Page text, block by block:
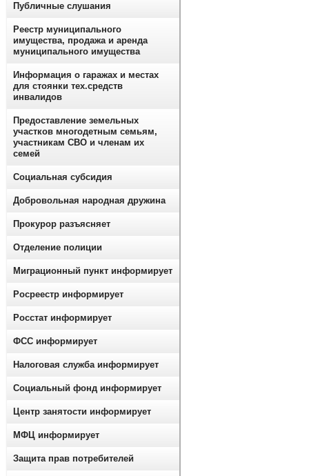
Публичные слушания
Реестр муниципального
имущества, продажа и аренда
муниципального имущества
Информация о гаражах и местах
для стоянки тех.средств
инвалидов
Предоставление земельных
участков многодетным семьям,
участникам СВО и членам их
семей
Социальная субсидия
Добровольная народная дружина
Прокурор разъясняет
Отделение полиции
Миграционный пункт информирует
Росреестр информирует
Росстат информирует
ФСС информирует
Налоговая служба информирует
Социальный фонд информирует
Центр занятости информирует
МФЦ информирует
Защита прав потребителей